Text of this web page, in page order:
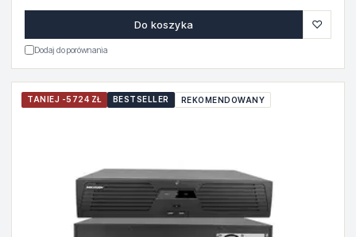
Do koszyka ♡
Dodaj do porównania
TANIEJ -5724 ZŁ BESTSELLER REKOMENDOWANY